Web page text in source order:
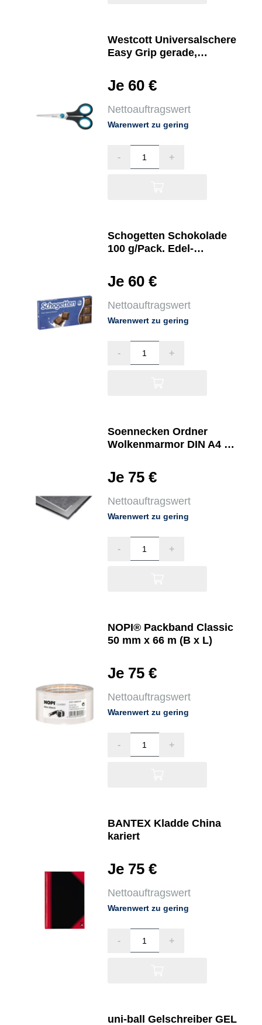
Westcott Universalschere
Easy Grip gerade,
Rechtshänder
Je 60 €
Nettoauftragswert
Warenwert zu gering
- +
Schogetten Schokolade
100 g/Pack. Edel-
Je 60 €
Nettoauftragswert
Warenwert zu gering
- +
Soennecken Ordner
Wolkenmarmor DIN A4 50
Je 75 €
Nettoauftragswert
Warenwert zu gering
- +
NOPI® Packband Classic
50 mm x 66 m (B x L)
Je 75 €
Nettoauftragswert
Warenwert zu gering
- +
BANTEX Kladde China
kariert
Je 75 €
Nettoauftragswert
Warenwert zu gering
- +
uni-ball Gelschreiber GEL